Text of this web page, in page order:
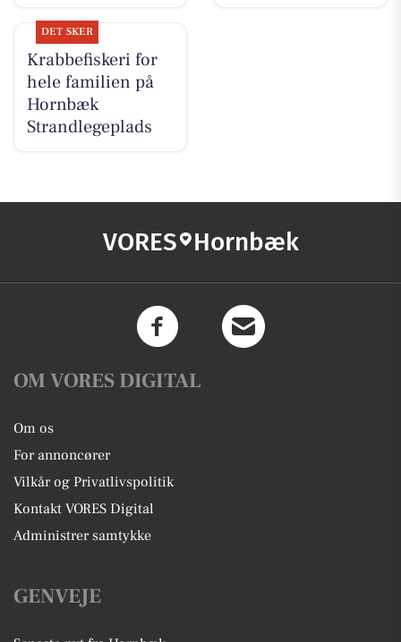
DET SKER
Krabbefiskeri for
hele familien på
Hornbæk
Strandlegeplads
VORES Hornbæk
OM VORES DIGITAL
Om os
For annoncører
Vilkår og Privatlivspolitik
Kontakt VORES Digital
Administrer samtykke
GENVEJE